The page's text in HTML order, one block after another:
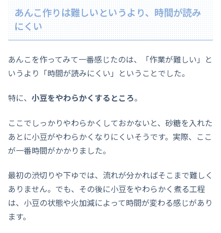
あんこ作りは難しいというより、時間が読み
にくい
あんこを作ってみて一番感じたのは、「作業が難しい」と
いうより「時間が読みにくい」ということでした。
特に、 小豆をやわらかくするところ。
ここでしっかりやわらかくしておかないと、砂糖を入れた
あとに小豆がやわらかくなりにくいそうです。実際、ここ
が一番時間がかかりました。
最初の渋切りや下ゆでは、流れが分かればそこまで難しく
ありません。でも、その後に小豆をやわらかく煮る工程
は、小豆の状態や火加減によって時間が変わる感じがあり
ます。